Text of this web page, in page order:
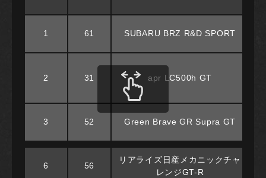
1 61 SUBARU BRZ R&D SPORT
2 31 apr LC500h GT
3 52 Green Brave GR Supra GT
6 56
リアライズ日産メカニックチャ
レンジGT-R